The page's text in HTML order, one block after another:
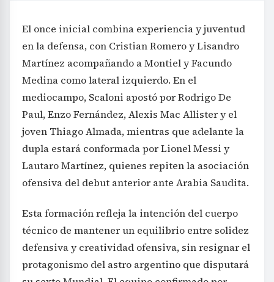
El once inicial combina experiencia y juventud
en la defensa, con Cristian Romero y Lisandro
Martínez acompañando a Montiel y Facundo
Medina como lateral izquierdo. En el
mediocampo, Scaloni apostó por Rodrigo De
Paul, Enzo Fernández, Alexis Mac Allister y el
joven Thiago Almada, mientras que adelante la
dupla estará conformada por Lionel Messi y
Lautaro Martínez, quienes repiten la asociación
ofensiva del debut anterior ante Arabia Saudita.
Esta formación refleja la intención del cuerpo
técnico de mantener un equilibrio entre solidez
defensiva y creatividad ofensiva, sin resignar el
protagonismo del astro argentino que disputará